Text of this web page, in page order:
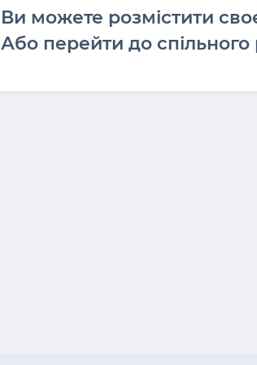
Ви можете розмістити
Або перейти до спільного